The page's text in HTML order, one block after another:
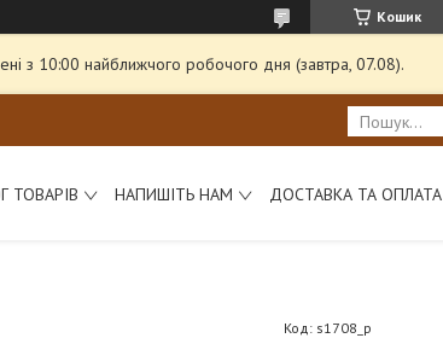
Кошик
з 10:00 найближчого робочого дня (завтра, 07.08).
ТОВАРІВ НАПИШІТЬ НАМ ДОСТАВКА ТА ОПЛАТА
Код: s1708_p